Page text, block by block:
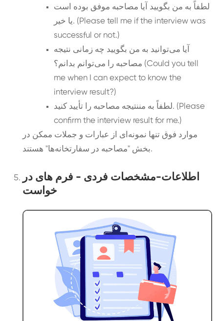
لطفاً به من بگویید آیا مصاحبه موفق بوده است
یا خیر. (Please tell me if the interview was
successful or not.)
آیا می‌توانید به من بگویید چه زمانی نتیجه
مصاحبه را می‌توانم بدانم؟ (Could you tell
me when I can expect to know the
interview result?)
لطفاً به مننتیجه مصاحبه را تأیید کنید. (Please
confirm the interview result for me.)
موارد فوق تنها نمونه‌ای از عبارات و جملات ممکن در
بخش "مصاحبه در سفارتخانه‌ها" هستند.
اطلاعات-مشخصات فردی - فرم های در
خواست